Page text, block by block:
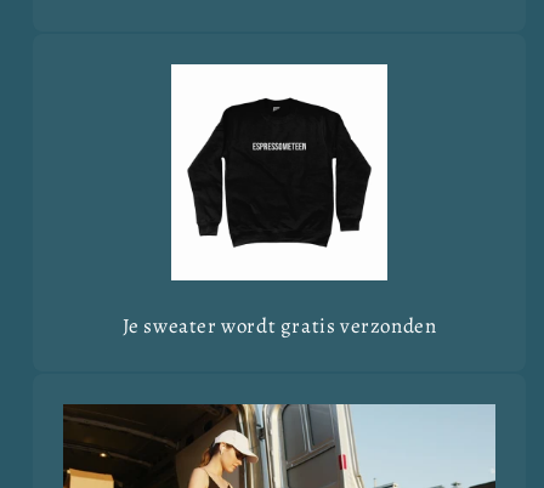
Je sweater wordt gratis verzonden